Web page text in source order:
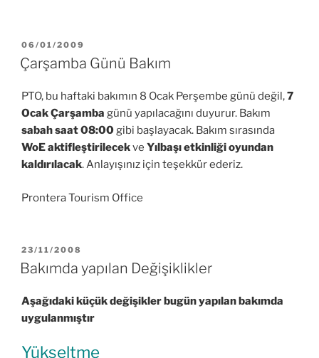
YAYIM
TARIHI
06/01/2009
Çarşamba Günü Bakım
PTO, bu haftaki bakımın 8 Ocak Perşembe günü değil,7
Ocak Çarşamba günü yapılacağını duyurur. Bakım
sabah saat 08:00gibi başlayacak. Bakım sırasında
WoE aktifleştirilecekve Yılbaşı etkinliği oyundan
kaldırılacak. Anlayışınız için teşekkür ederiz.
Prontera Tourism Office
YAYIM
TARIHI
23/11/2008
Bakımda yapılan Değişiklikler
Aşağıdaki küçük değişikler bugün yapılan bakımda
uygulanmıştır
Yükseltme